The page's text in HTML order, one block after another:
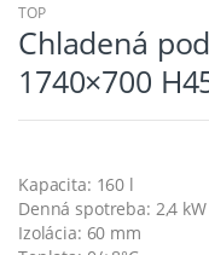
TOP
Chladená
1740×700
Kapacita: 160 l
Denná spotreba: 2,4
Izolácia: 60 mm